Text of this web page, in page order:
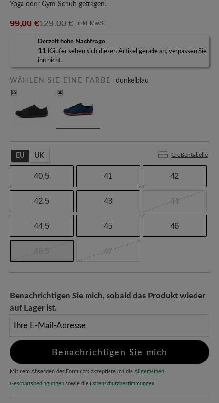
Yoga oder Gym Schuh getragen.
99,00 €129,00 € inkl. MwSt.
Derzeit hohe Nachfrage
11 Käufer sehen sich diesen Artikel gerade an, verpassen Sie
ihn nicht.
WÄHLEN SIE EINE FARBE dunkelblau
EU UK Größentabelle
40,5 41 42
42.5 43 44
44,5 45 46
47
Benachrichtigen Sie mich, sobald das Produkt wieder
auf Lager ist.
Benachrichtigen Sie mich
Mit dem Absenden des Formulars akzeptiere ich die Allgemeinen
Geschäftsbedingungen sowie die Datenschutzbestimmungen